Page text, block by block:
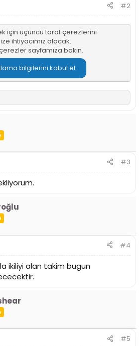
#2
için üçüncü taraf çerezlerini
ihtiyacımız olacak.
sayfamıza bakın.
bilgilerini kabul et
#3
#4
ikiliyi alan takim bugun
#5